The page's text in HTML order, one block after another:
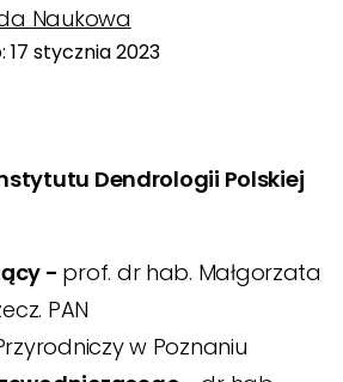
Naukowa
stycznia 2023
Dendrologii Polskiej
- prof. dr hab. Małgorzata
PAN
w Poznaniu